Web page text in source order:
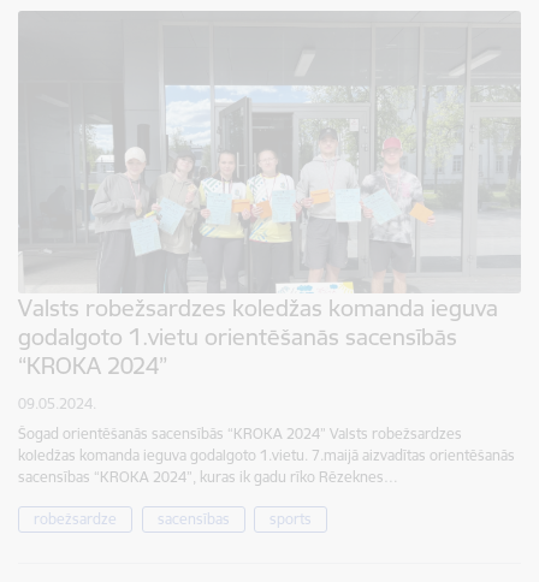
Valsts robežsardzes koledžas komanda ieguva
godalgoto 1.vietu orientēšanās sacensībās
“KROKA 2024”
09.05.2024.
Šogad orientēšanās sacensībās “KROKA 2024” Valsts robežsardzes
koledžas komanda ieguva godalgoto 1.vietu. 7.maijā aizvadītas orientēšanās
sacensības “KROKA 2024”, kuras ik gadu rīko Rēzeknes…
robežsardze sacensības sports